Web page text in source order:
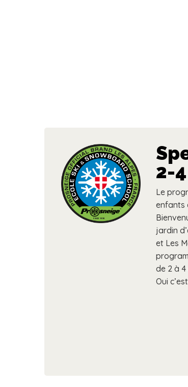
2-
Le
enfants
jardin
et Les
de 2 à 4
Oui